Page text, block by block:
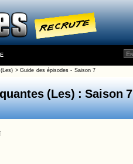
>Guide des épisodes - Saison 7
(Les) : Saison 7